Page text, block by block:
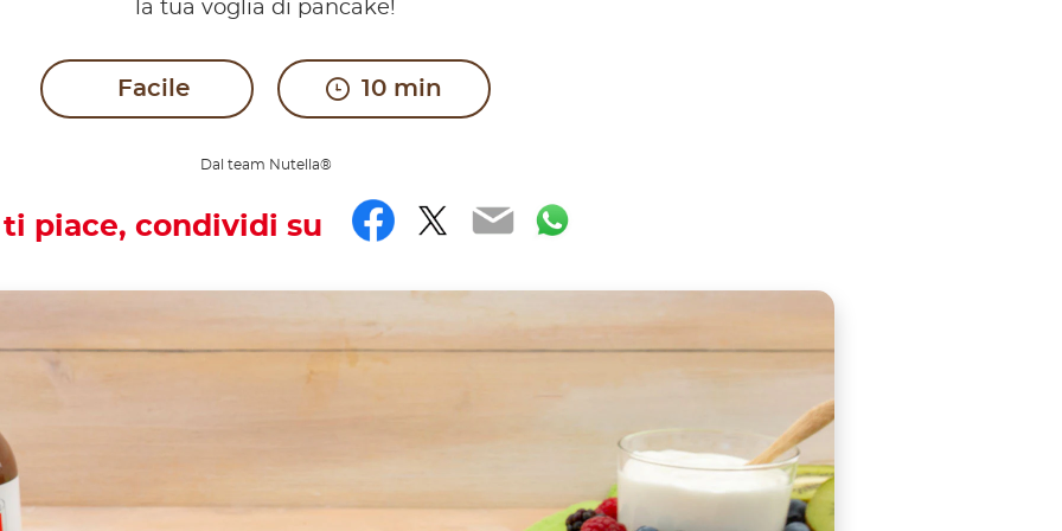
la tua voglia di pancake!
Facile 10 min
Dal team Nutella®
ti piace, condividi su Facebook
Twitter
EmailWhatsApp